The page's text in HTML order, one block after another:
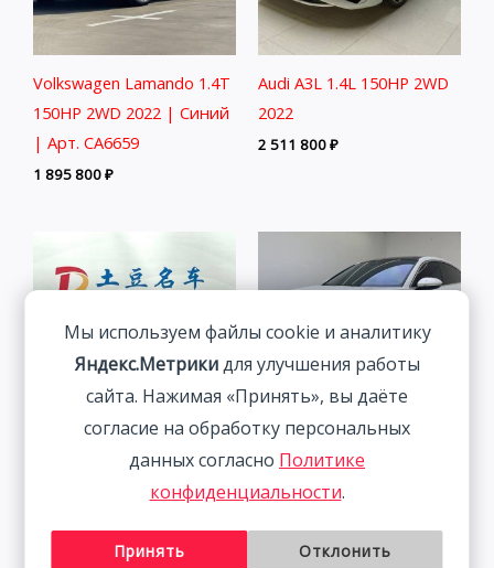
Volkswagen Lamando 1.4T
150HP 2WD 2022 | Синий
| Арт. CA6659
1 895 800₽
Audi A3L 1.4L 150HP 2WD
2022
2 511 800₽
Skoda Kamiq 1.5L 112HP
Volkswagen Lamando 1.4T
150HP 2WD 2023 | Белый
Мы используем файлы cookie и аналитику
Яндекс.Метрикидля улучшения работы
сайта. Нажимая «Принять», вы даёте
согласие на обработку персональных
данных согласно Политике
конфиденциальности.
Принять Отклонить